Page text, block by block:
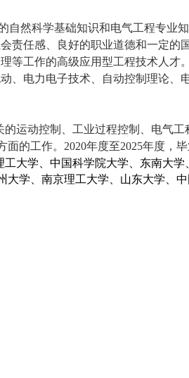
自然科学基础知识和电气工程专业
责任感、良好的职业道德和一定
等工作的高级应用型工程技术人才。
、电力电子技术、自动控制理论
运动控制、工业过程控制、电气
面的工作。 2020年度至2025年度，
大学、中国科学院大学、东南大
学、南京理工大学、山东大学、